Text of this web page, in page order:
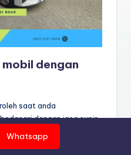
dengan
saat anda
dengan jasa supir,
kesimpulan sebagai
Whatsapp